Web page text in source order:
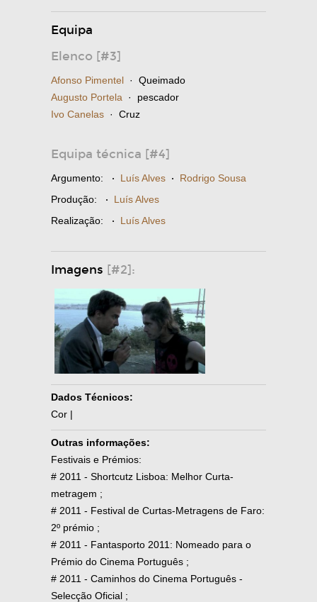
Equipa
Elenco [#3]
Afonso Pimentel · Queimado
Augusto Portela · pescador
Ivo Canelas · Cruz
Equipa técnica [#4]
Argumento: · Luís Alves · Rodrigo Sousa
Produção: · Luís Alves
Realização: · Luís Alves
Imagens [#2]:
Dados Técnicos:
Cor |
Outras informações:
Festivais e Prémios:
# 2011 - Shortcutz Lisboa: Melhor Curta-
metragem ;
# 2011 - Festival de Curtas-Metragens de Faro:
2º prémio ;
# 2011 - Fantasporto 2011: Nomeado para o
Prémio do Cinema Português ;
# 2011 - Caminhos do Cinema Português -
Selecção Oficial ;